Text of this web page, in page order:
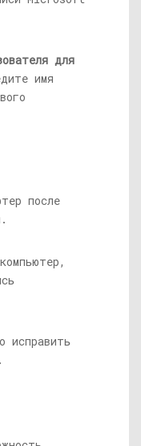
для
имя
после
исправить